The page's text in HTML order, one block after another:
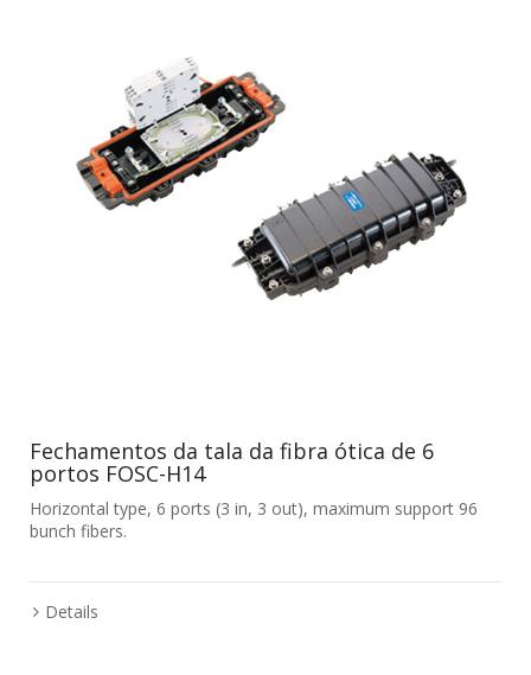
Fechamentos da tala da fibra ótica de 6
portos FOSC-H14
Horizontal type, 6 ports (3 in, 3 out), maximum support 96
bunch fibers.
Details